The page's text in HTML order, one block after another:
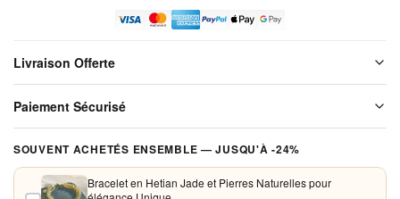
pour
Cheville
Livraison Offerte
soigneusement emballé avant expédition. Aucun frais de port, jamais.
Paiement Sécurisé
acceptons Visa, Mastercard, PayPal et Apple Pay. Aucune donnée
bancaire n'est conservée sur nos serveurs.
SOUVENT ACHETÉS ENSEMBLE — JUSQU'À -24%
Bracelet en Hetian Jade et Pierres Naturelles pour